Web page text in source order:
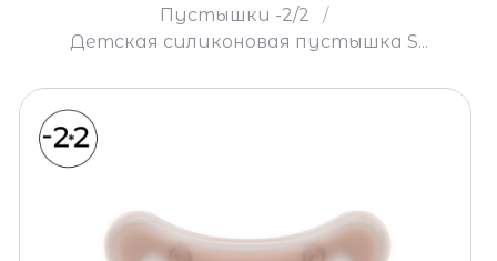
Пустышки -2/2
Детская силиконовая пустышка S...